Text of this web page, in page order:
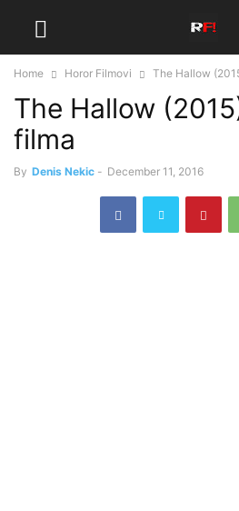
Home Horor Filmovi The Hallow
The Hallow
filma
By Denis Nekic - December 11, 2016